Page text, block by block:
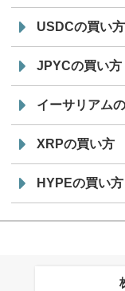
USDCの買い方
JPYCの買い方
イーサリアム
XRPの買い方
HYPEの買い方